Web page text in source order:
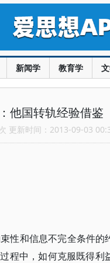
新闻学 教育学
他国转轨经验借鉴
更新时间：2013-09-03
性和信息不完全条件的
程中，如何克服既得利